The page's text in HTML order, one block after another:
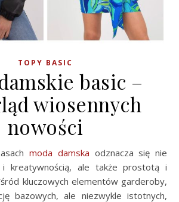
TOPY BASIC
basic –
wiosennych
nowości
moda damska odznacza się nie
i kreatywnością, ale także prostotą i
kluczowych elementów garderoby,
bazowych, ale niezwykle istotnych,